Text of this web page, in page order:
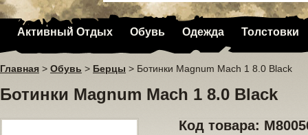
Активный Отдых Обувь Одежда Толстовки
Главная > Обувь > Берцы > Ботинки Magnum Mach 1 8.0 Black
Ботинки Magnum Mach 1 8.0 Black
Код товара: